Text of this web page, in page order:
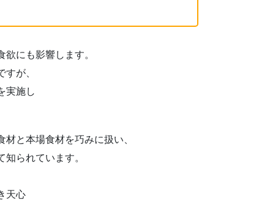
にも影響します。
が、
実施し
と本場食材を巧みに扱い、
られています。
天心